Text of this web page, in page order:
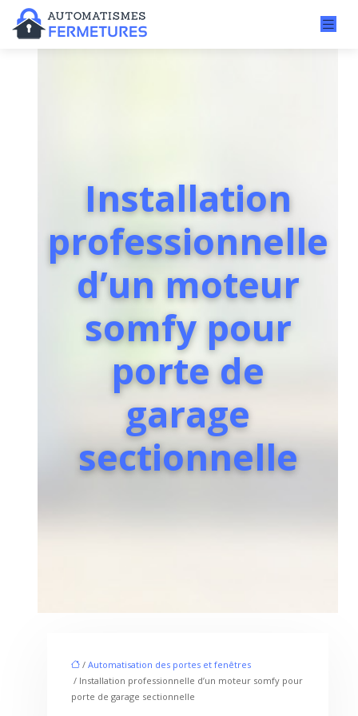
Installation
professionnelle
d’un moteur
somfy pour
porte de
garage
sectionnelle
/Automatisation des portes et fenêtres
/ Installation professionnelle d’un moteur somfy pour
porte de garage sectionnelle